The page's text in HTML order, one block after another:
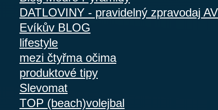
DATLOVINY - pravidelný zpravodaj
Evíkův BLOG
lifestyle
mezi čtyřma očima
produktové tipy
Slevomat
TOP (beach)volejbal